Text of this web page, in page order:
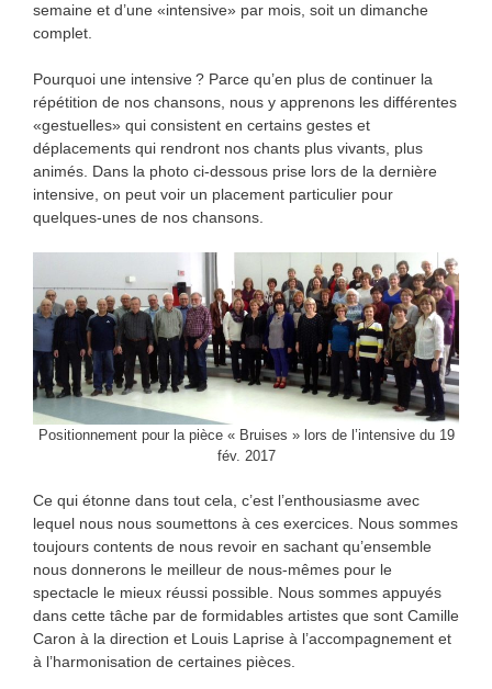
semaine et d’une «intensive» par mois, soit un dimanche
complet.
Pourquoi une intensive ? Parce qu’en plus de continuer la
répétition de nos chansons, nous y apprenons les différentes
«gestuelles» qui consistent en certains gestes et
déplacements qui rendront nos chants plus vivants, plus
animés. Dans la photo ci-dessous prise lors de la dernière
intensive, on peut voir un placement particulier pour
quelques-unes de nos chansons.
Positionnement pour la pièce « Bruises » lors de l’intensive du 19
fév. 2017
Ce qui étonne dans tout cela, c’est l’enthousiasme avec
lequel nous nous soumettons à ces exercices. Nous sommes
toujours contents de nous revoir en sachant qu’ensemble
nous donnerons le meilleur de nous-mêmes pour le
spectacle le mieux réussi possible. Nous sommes appuyés
dans cette tâche par de formidables artistes que sont Camille
Caron à la direction et Louis Laprise à l’accompagnement et
à l’harmonisation de certaines pièces.